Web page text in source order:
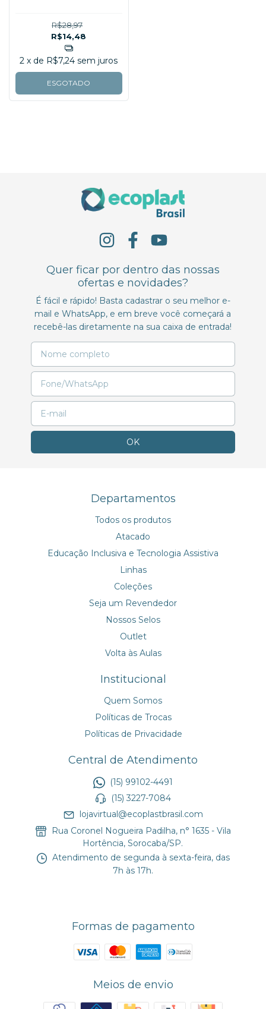
R$28,97
R$14,48
2 x de R$7,24 sem juros
ESGOTADO
Quer ficar por dentro das nossas
ofertas e novidades?
É fácil e rápido! Basta cadastrar o seu melhor e-
mail e WhatsApp, e em breve você começará a
recebê-las diretamente na sua caixa de entrada!
Departamentos
Todos os produtos
Atacado
Educação Inclusiva e Tecnologia Assistiva
Linhas
Coleções
Seja um Revendedor
Nossos Selos
Outlet
Volta às Aulas
Institucional
Quem Somos
Políticas de Trocas
Políticas de Privacidade
Central de Atendimento
(15) 99102-4491
(15) 3227-7084
lojavirtual@ecoplastbrasil.com
Rua Coronel Nogueira Padilha, n° 1635 - Vila
Hortência, Sorocaba/SP.
Atendimento de segunda à sexta-feira, das
7h às 17h.
Formas de pagamento
Meios de envio